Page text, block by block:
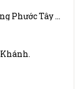
Xe khách Chất lượng cao Đồng Phước Tây Ninh.